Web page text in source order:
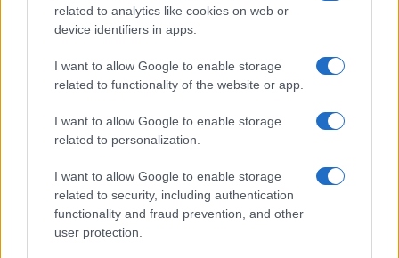
related to analytics like cookies on web or
device identifiers in apps.
I want to allow Google to enable storage
related to functionality of the website or app.
I want to allow Google to enable storage
related to personalization.
I want to allow Google to enable storage
related to security, including authentication
functionality and fraud prevention, and other
user protection.
A lakosságra is fontos szerep hárul a szúnyoginvázió
elkerülésében